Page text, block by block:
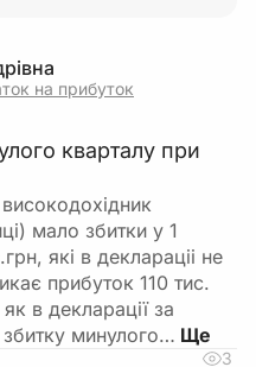
на прибуток
кварталу при
мало збитки у 1
які в деклараціі не
прибуток 110 тис.
в декларації за
збитку минулого…
3